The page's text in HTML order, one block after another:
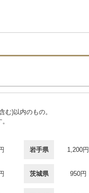
)以内のもの。
岩手県 1,200円
茨城県 950円